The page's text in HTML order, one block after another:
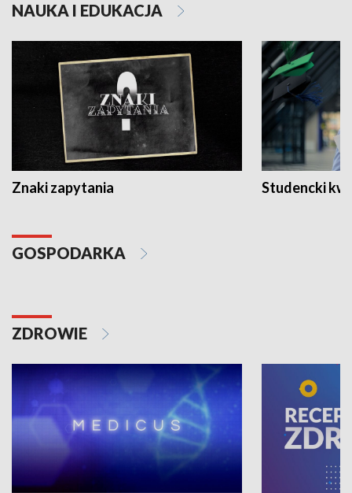
NAUKA I EDUKACJA
Znaki zapytania Studencki
GOSPODARKA
ZDROWIE